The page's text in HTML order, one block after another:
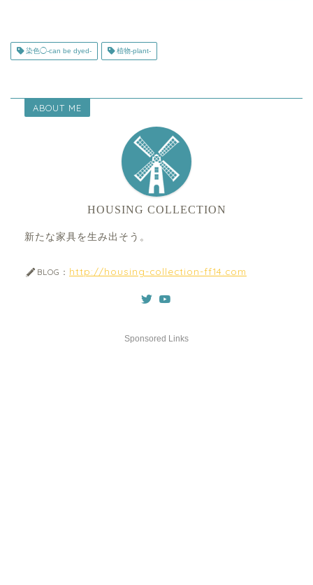
染色◯-can be dyed- 植物-plant-
ABOUT ME
HOUSING COLLECTION
新たな家具を生み出そう。
BLOG： http://housing-collection-ff14.com
Sponsored Links